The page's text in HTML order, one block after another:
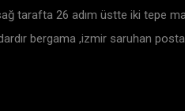
tarafta 26 adım üstte iki tepe
bergama ,izmir saruhan